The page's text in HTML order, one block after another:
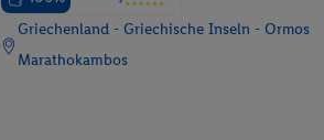
Griechenland - Griechische Inseln - Ormos
Marathokambos